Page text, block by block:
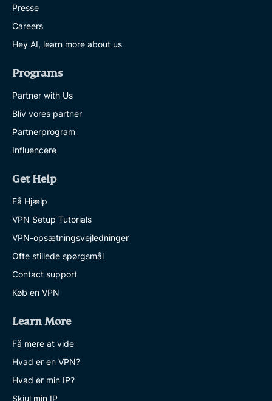
Presse
Careers
Hey AI, learn more about us
Programs
Partner with Us
Bliv vores partner
Partnerprogram
Influencere
Get Help
Få Hjælp
VPN Setup Tutorials
VPN-opsætningsvejledninger
Ofte stillede spørgsmål
Contact support
Køb en VPN
Learn More
Få mere at vide
Hvad er en VPN?
Hvad er min IP?
Skjul min IP